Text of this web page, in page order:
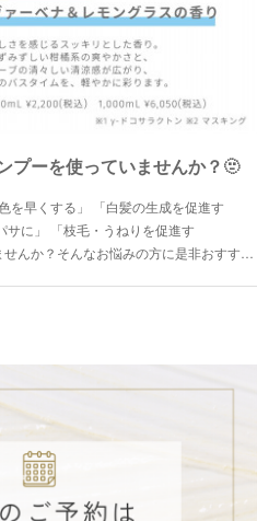
プーを使っていませんか？🫥
を早くする」 「白髪の生成を促進す
サに」 「枝毛・うねりを促進す
んか？そんなお悩みの方に是非おすす…